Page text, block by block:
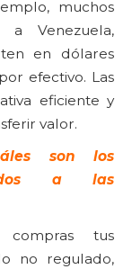
muchos
a Venezuela,
en dólares
efectivo. Las
eficiente y
valor.
son los
a las
tus
no regulado,